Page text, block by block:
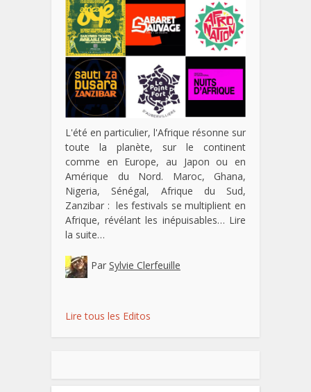
L'été en particulier, l'Afrique résonne sur
toute la planète, sur le continent
comme en Europe, au Japon ou en
Amérique du Nord. Maroc, Ghana,
Nigeria, Sénégal, Afrique du Sud,
Zanzibar : les festivals se multiplient en
Afrique, révélant les inépuisables… Lire
la suite…
Par Sylvie Clerfeuille
Lire tous les Editos